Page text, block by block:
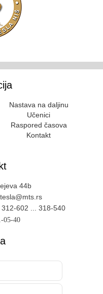
Nastava na daljinu
Učenici
Raspored časova
Kontakt
44b
602 ... 318-540
40